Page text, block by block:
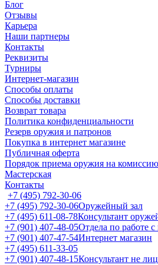
Блог
Отзывы
Карьера
Наши партнеры
Контакты
Реквизиты
Турниры
Интернет-магазин
Способы оплаты
Способы доставки
Возврат товара
Политика конфиденциальности
Резерв оружия и патронов
Покупка в интернет магазине
Публичная оферта
Порядок приема оружия на комиссию
Мастерская
Контакты
+7 (495) 792-30-06
+7 (495) 792-30-06Оружейный зал
+7 (495) 611-08-78Консультант
+7 (901) 407-48-05Отдела по работе
+7 (901) 407-47-54Интернет магазин
+7 (495) 611-33-05
+7 (901) 407-48-15Консультант не